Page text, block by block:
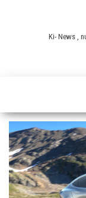
Ki- News ,